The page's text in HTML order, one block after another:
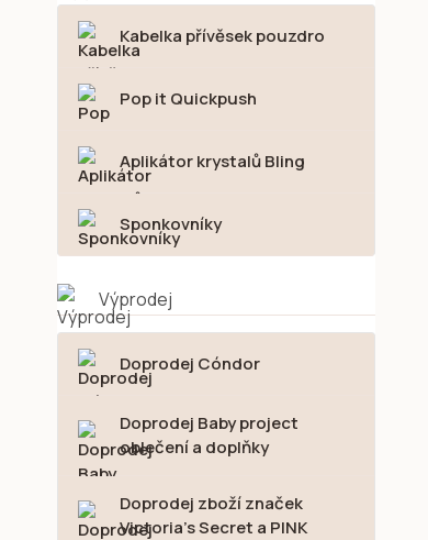
Kabelka přívěsek pouzdro
Pop it Quickpush
Aplikátor krystalů Bling
Sponkovníky
Výprodej
Doprodej Cóndor
Doprodej Baby project
oblečení a doplňky
Doprodej zboží značek
Victoria's Secret a PINK